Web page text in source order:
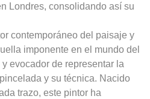
Londres, consolidando así su
contemporáneo del paisaje y
imponente en el mundo del
evocador de representar la
y su técnica. Nacido
trazo, este pintor ha